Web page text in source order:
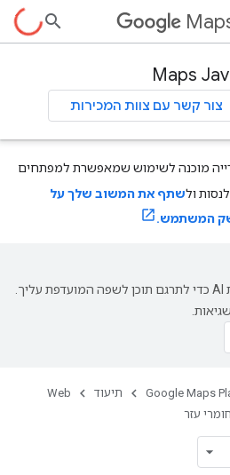
Maps
צור קשר עם צוות המכירות
מוכנה לשימוש שמאפשרת למפתחים
ולשתף את המשוב שלך על
המשתמש.
‫Google משתמשת בטכנולוגיית AI כדי לתרגם תוכן לשפה המועדפת עליך.
Google Maps תיעוד
Web
חומרי עזר